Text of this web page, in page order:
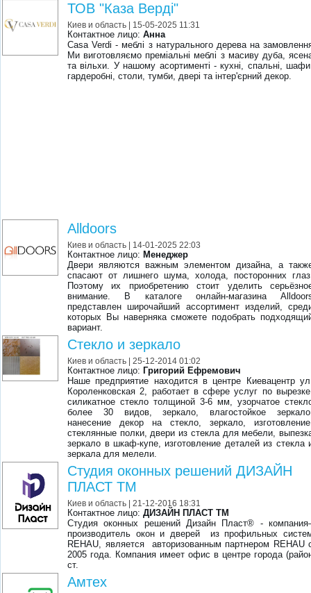
ТОВ "Каза Верді"
Киев и область | 15-05-2025 11:31
Контактное лицо:Анна
Casa Verdi - меблі з натурального дерева на
Ми виготовляємо преміальні меблі з масиву дуба,
та вільхи. У нашому асортименті - кухні, спальні,
гардеробні, столи, тумби, двері та інтер'єрний декор.
Alldoors
Киев и область | 14-01-2025 22:03
Контактное лицо: Менеджер
Двери являются важным элементом дизайна, а
спасают от лишнего шума, холода, посторонних
Поэтому их приобретению стоит уделить
внимание. В каталоге онлайн-магазина
представлен широчайший ассортимент изделий,
которых Вы наверняка сможете подобрать
вариант.
Стекло и зеркало
Киев и область | 25-12-2014 01:02
Контактное лицо: Григорий Ефремович
Наше предприятие находится в центре Киевацентр
Короленковская 2, работает в сфере услуг по
силикатное стекло толщиной 3-6 мм, узорчатое
более 30 видов, зеркало, влагостойкое
нанесение декор на стекло, зеркало,
стеклянные полки, двери из стекла для мебели,
зеркало в шкаф-купе, изготовление деталей из стекла
зеркала для мелели.
Студия оконных решений ДИЗАЙН
ПЛАСТ ТМ
Киев и область | 21-12-2016 18:31
Контактное лицо:ДИЗАЙН ПЛАСТ ТМ
Студия оконных решений Дизайн Пласт® -
производитель окон и дверей из профильных
REHAU, является авторизованным партнером REHAU
2005 года. Компания имеет офис в центре города
ст.
Амтех